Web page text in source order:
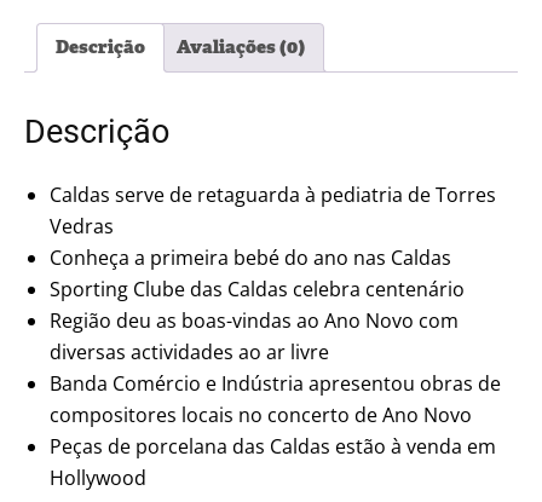
PDF
#5312Descrição Avaliações (0)
Descrição
Caldas serve de retaguarda à pediatria de Torres
Vedras
Conheça a primeira bebé do ano nas Caldas
Sporting Clube das Caldas celebra centenário
Região deu as boas-vindas ao Ano Novo com
diversas actividades ao ar livre
Banda Comércio e Indústria apresentou obras de
compositores locais no concerto de Ano Novo
Peças de porcelana das Caldas estão à venda em
Hollywood